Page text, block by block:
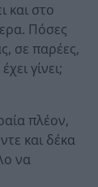
και στο
Πόσες
σε παρέες,
γίνει;
πλέον,
και δέκα
να